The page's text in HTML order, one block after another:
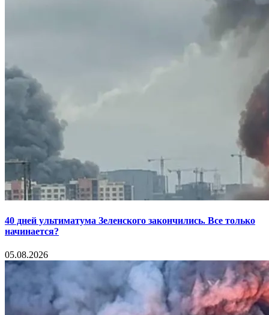
40 дней ультиматума Зеленского закончились. Все только
начинается?
05.08.2026